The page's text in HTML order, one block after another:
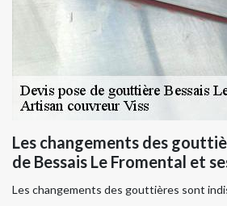
Les changements des
de Bessais Le Fromental et
Les changements des gouttières sont